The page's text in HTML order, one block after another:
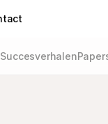
Succesverhalen